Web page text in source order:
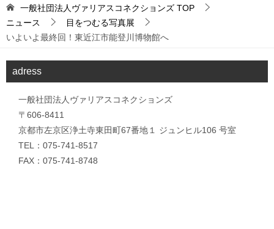
ビ
シ
一般社団法人ヴァリアスコネクションズ TOP
ニュース
目をつむる写真展
いよいよ最終回！東近江市能登川博物館へ
adress
一般社団法人ヴァリアスコネクションズ
〒606-8411
京都市左京区浄土寺東田町67番地１ ジュンヒル106 号室
TEL：075-741-8517
FAX：075-741-8748